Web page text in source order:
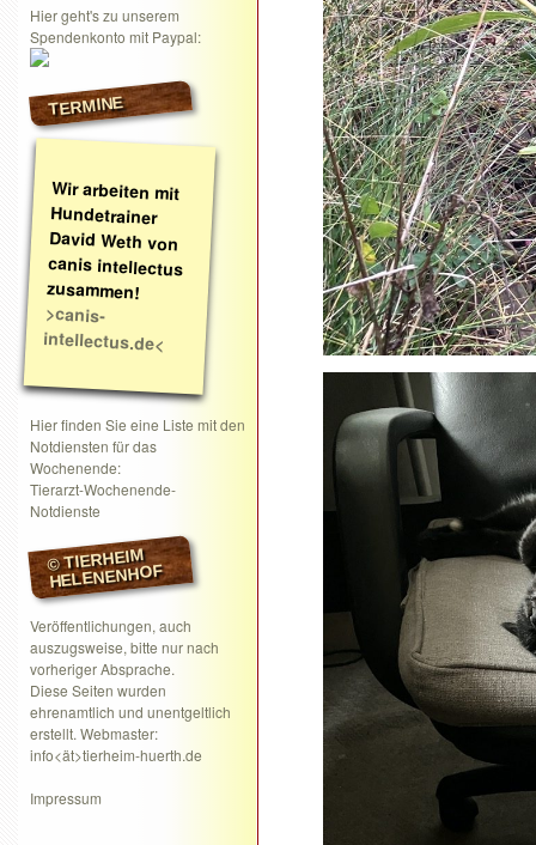
Hier geht's zu unserem
Spendenkonto mit Paypal:
TERMINE
Wir arbeiten mit
Hundetrainer
David Weth von
canis intellectus
zusammen!
>canis-
intellectus.de<
Hier finden Sie eine Liste mit den
Notdiensten für das
Wochenende:
Tierarzt-Wochenende-
Notdienste
© TIERHEIM
HELENENHOF
Veröffentlichungen, auch
auszugsweise, bitte nur nach
vorheriger Absprache.
Diese Seiten wurden
ehrenamtlich und unentgeltlich
erstellt. Webmaster:
info<ät>tierheim-huerth.de
Impressum